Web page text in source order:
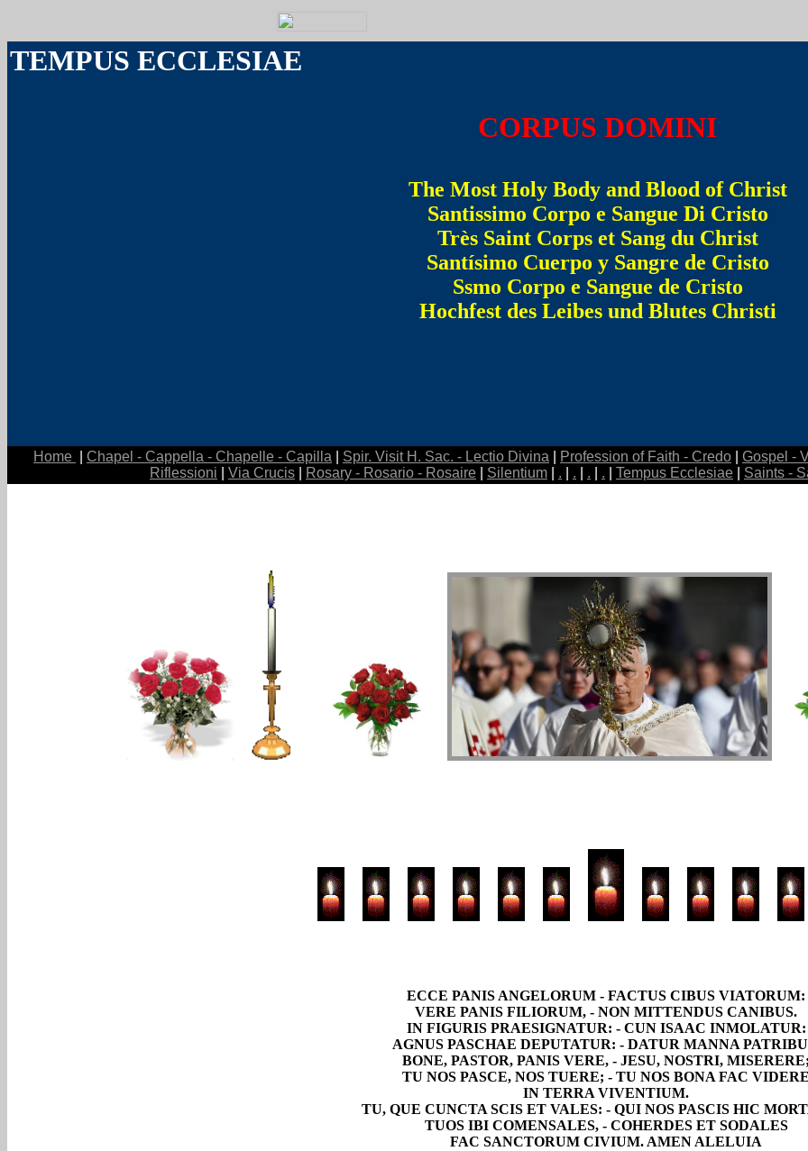
TEMPUS ECCLESIAE
CORPUS DOMINI
The Most Holy Body and Blood of Christ
Santissimo Corpo e Sangue Di Cristo
Très Saint Corps et Sang du Christ
Santísimo Cuerpo y Sangre de Cristo
Ssmo Corpo e Sangue de Cristo
Hochfest des Leibes und Blutes Christi
Home Chapel - Cappella - Chapelle - Capilla Spir. Visit H. Sac. - Lectio Divina Profession of Faith - Credo Gospel -
Riflessioni
Via Crucis Rosary - Rosario - Rosaire Silentium . . . . Tempus Ecclesiae Saints -
ECCE PANIS ANGELORUM - FACTUS CIBUS VIATORUM:
VERE PANIS FILIORUM, - NON MITTENDUS CANIBUS.
IN FIGURIS PRAESIGNATUR: - CUN ISAAC INMOLATUR:
AGNUS PASCHAE DEPUTATUR: - DATUR MANNA
BONE, PASTOR, PANIS VERE, - JESU, NOSTRI, MISERERE;
TU NOS PASCE, NOS TUERE; - TU NOS BONA FAC VIDERE
IN TERRA VIVENTIUM.
TU, QUE CUNCTA SCIS ET VALES: - QUI NOS PASCIS HIC
TUOS IBI COMENSALES, - COHERDES ET SODALES
FAC SANCTORUM CIVIUM. AMEN ALELUIA